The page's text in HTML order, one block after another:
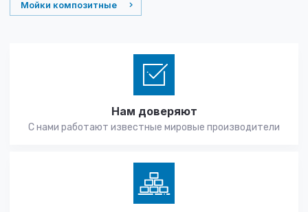
Мойки композитные
Нам доверяют
С нами работают известные мировые производители